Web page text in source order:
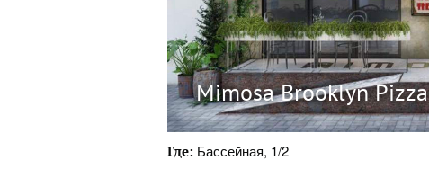
Mimosa Brooklyn Pizza
Где: Бассейная, 1/2